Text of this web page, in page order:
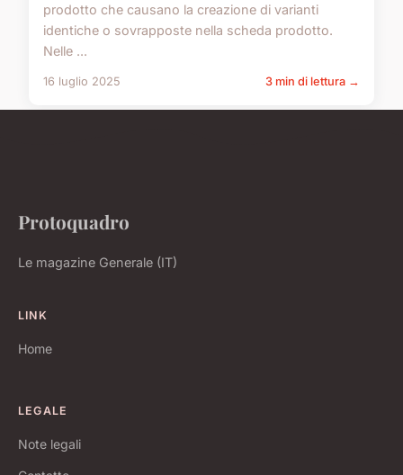
prodotto che causano la creazione di varianti
identiche o sovrapposte nella scheda prodotto.
Nelle ...
16 luglio 2025 3 min di lettura →
Protoquadro
Le magazine Generale (IT)
LINK
Home
LEGALE
Note legali